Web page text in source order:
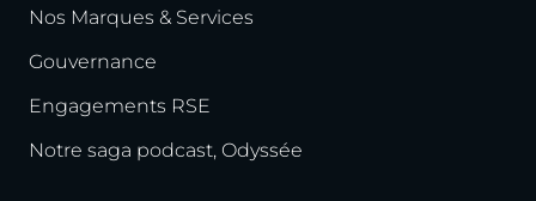
Nos Marques & Services
Gouvernance
Engagements RSE
Notre saga podcast, Odyssée